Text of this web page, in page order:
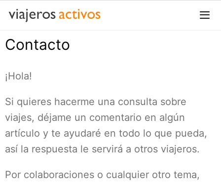
Saltar
contenido
Contacto
¡Hola!
Si quieres hacerme una consulta sobre
viajes, déjame un comentario en algún
artículo y te ayudaré en todo lo que pueda,
así la respuesta le servirá a otros viajeros.
Por colaboraciones o cualquier otro tema,